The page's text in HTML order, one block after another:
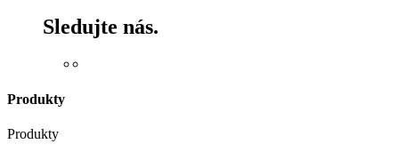
Sledujte nás.
Produkty
Produkty